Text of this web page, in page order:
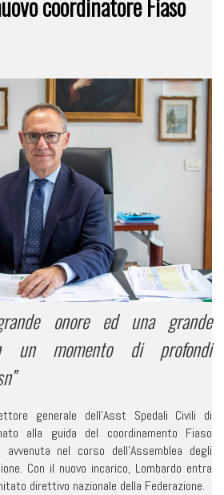
onore ed una grande
un momento di profondi
generale dell’Asst Spedali Civili di
alla guida del coordinamento Fiaso
nel corso dell’Assemblea degli
Con il nuovo incarico, Lombardo entra
direttivo nazionale della Federazione.